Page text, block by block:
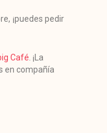
¡puedes pedir
Café. ¡La
en compañía